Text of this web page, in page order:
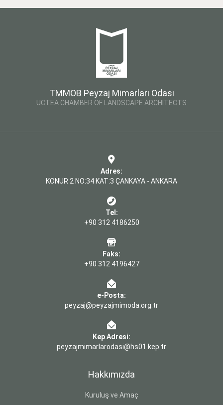
TMMOB Peyzaj Mimarları Odası
UCTEA CHAMBER OF LANDSCAPE ARCHITECTS
Adres:
KONUR 2 NO:34 KAT:3 ÇANKAYA - ANKARA
Tel:
+90 312 4186250
Faks:
+90 312 4196427
e-Posta:
peyzaj@peyzajmimoda.org.tr
Kep Adresi:
peyzajmimarlarodasi@hs01.kep.tr
Hakkımızda
Kuruluş ve Amaç